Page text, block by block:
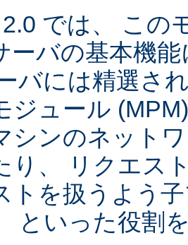
では、 この
ーバの基本機
バには精選さ
ジュール
シンのネット
り、 リクエス
トを扱うよう
といった役割